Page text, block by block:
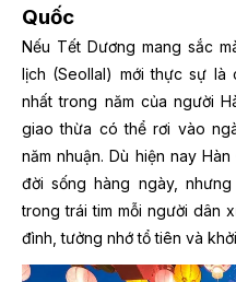
Quốc
Nếu Tết Dương mang sắc
lịch (Seollal) mới thực sự là
nhất trong năm của người
giao thừa có thể rơi vào
năm nhuận. Dù hiện nay
đời sống hàng ngày,
trong trái tim mỗi người dân
đình, tưởng nhớ tổ tiên và